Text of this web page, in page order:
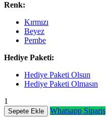
Renk:
Kırmızı
Beyez
Pembe
Hediye Paketi:
Hediye Paketi Olsun
Hediye Paketi Olmasın
1
Sepete Ekle Whatsapp Sipariş